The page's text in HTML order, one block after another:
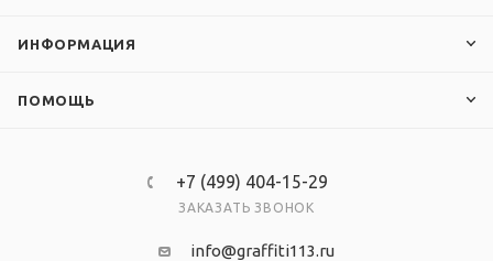
ИНФОРМАЦИЯ
ПОМОЩЬ
+7 (499) 404-15-29
ЗАКАЗАТЬ ЗВОНОК
info@graffiti113.ru